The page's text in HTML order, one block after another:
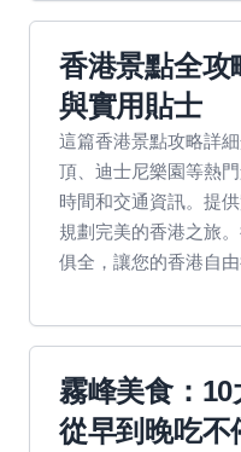
香港景點全攻
與實用貼士
這篇香港景點攻略詳
頂、迪士尼樂園等熱
時間和交通資訊。提
規劃完美的香港之旅
俱全，讓您的香港自由
霧峰美食：
從早到晚吃不